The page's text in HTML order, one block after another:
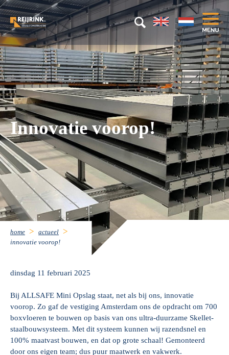
Innovatie voorop!
home
actueel
innovatie voorop!
dinsdag 11 februari 2025
Bij ALLSAFE Mini Opslag staat, net als bij ons, innovatie
voorop. Zo gaf de vestiging Amsterdam ons de opdracht om 700
boxvloeren te bouwen op basis van ons ultra-duurzame Skellet-
staalbouwsysteem. Met dit systeem kunnen wij razendsnel en
100% maatvast bouwen, en dat op grote schaal! Gemonteerd
door ons eigen team; dus puur maatwerk en vakwerk.